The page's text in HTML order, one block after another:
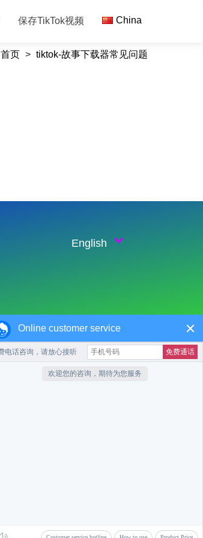
保存TikTok视频 China
首页 > tiktok-故事下载器常见问题
English
Online customer service